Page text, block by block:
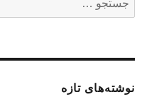
برای:
نوشته‌های تازه